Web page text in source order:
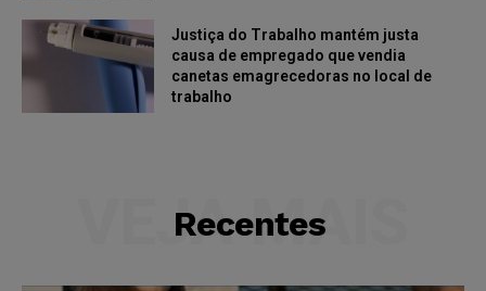
Justiça do Trabalho mantém justa
causa de empregado que vendia
canetas emagrecedoras no local de
trabalho
Recentes
VEJA MAIS